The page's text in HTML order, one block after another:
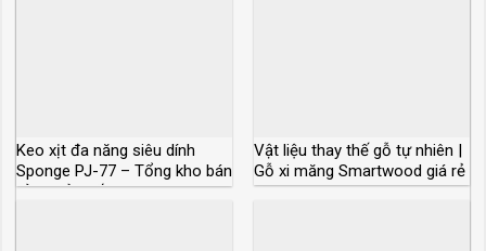
Keo xịt đa năng siêu dính
Sponge PJ-77 – Tổng kho bán
sỉ giá rẻ nhất Tphcm
Vật liệu thay thế gỗ tự nhiên |
Gỗ xi măng Smartwood giá rẻ